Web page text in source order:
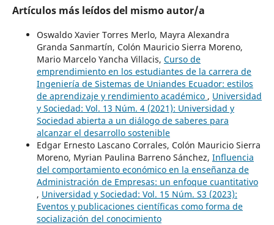
Artículos más leídos del mismo autor/a
Oswaldo Xavier Torres Merlo, Mayra Alexandra
Granda Sanmartín, Colón Mauricio Sierra Moreno,
Mario Marcelo Yancha Villacis, Curso de
emprendimiento en los estudiantes de la carrera de
Ingeniería de Sistemas de Uniandes Ecuador: estilos
de aprendizaje y rendimiento académico , Universidad
y Sociedad: Vol. 13 Núm. 4 (2021): Universidad y
Sociedad abierta a un diálogo de saberes para
alcanzar el desarrollo sostenible
Edgar Ernesto Lascano Corrales, Colón Mauricio Sierra
Moreno, Myrian Paulina Barreno Sánchez, Influencia
del comportamiento económico en la enseñanza de
Administración de Empresas: un enfoque cuantitativo
, Universidad y Sociedad: Vol. 15 Núm. S3 (2023):
Eventos y publicaciones científicas como forma de
socialización del conocimiento